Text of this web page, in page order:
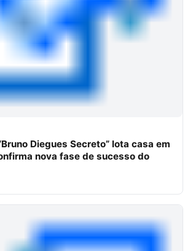
Diegues Secreto” lota casa em
nova fase de sucesso do